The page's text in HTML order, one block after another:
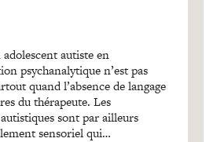
autiste en
psychanalytique n’est pas
quand l’absence de langage
du thérapeute. Les
sont par ailleurs
sensoriel qui…